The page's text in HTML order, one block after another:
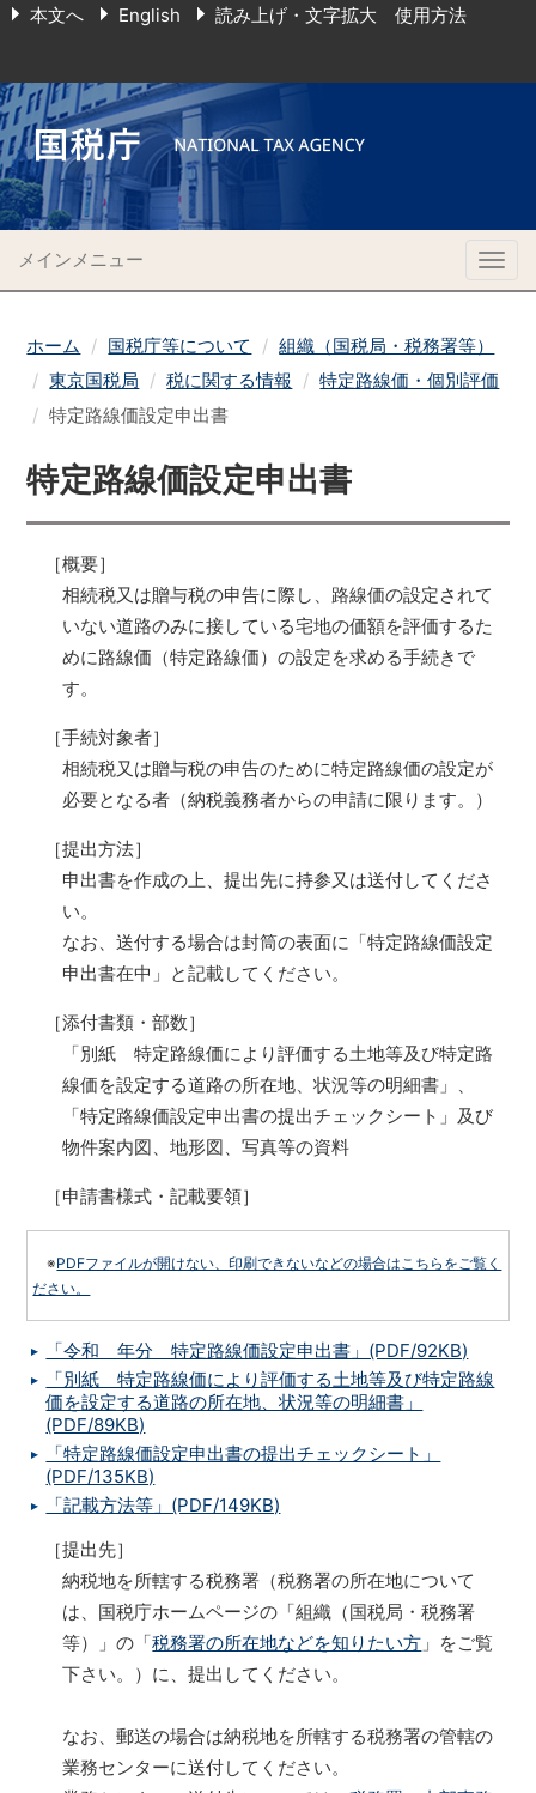
本文へ English 読み上げ・文字拡大 使用方法
メインメニュー
ホーム 国税庁等について
組織（国税局・税務署等）
東京国税局
税に関する情報
特定路線価・個別評価
特定路線価設定申出書
特定路線価設定申出書
［概要］
相続税又は贈与税の申告に際し、路線価の設定されて
いない道路のみに接している宅地の価額を評価するた
めに路線価（特定路線価）の設定を求める手続きで
す。
［手続対象者］
相続税又は贈与税の申告のために特定路線価の設定が
必要となる者（納税義務者からの申請に限ります。）
［提出方法］
申出書を作成の上、提出先に持参又は送付してくださ
い。
なお、送付する場合は封筒の表面に「特定路線価設定
申出書在中」と記載してください。
［添付書類・部数］
「別紙 特定路線価により評価する土地等及び特定路
線価を設定する道路の所在地、状況等の明細書」、
「特定路線価設定申出書の提出チェックシート」及び
物件案内図、地形図、写真等の資料
［申請書様式・記載要領］
※PDFファイルが開けない、印刷できないなどの場合はこちらをご覧く
ださい。
「令和 年分 特定路線価設定申出書」(PDF/92KB)
「別紙 特定路線価により評価する土地等及び特定路線
価を設定する道路の所在地、状況等の明細書」
(PDF/89KB)
「特定路線価設定申出書の提出チェックシート」
(PDF/135KB)
「記載方法等」(PDF/149KB)
［提出先］
納税地を所轄する税務署（税務署の所在地について
は、国税庁ホームページの「組織（国税局・税務署
等）」の「税務署の所在地などを知りたい方 」をご覧
下さい。）に、提出してください。
なお、郵送の場合は納税地を所轄する税務署の管轄の
業務センターに送付してください。